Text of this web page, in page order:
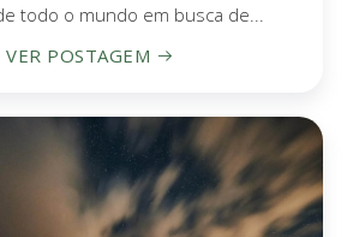
todo o mundo em busca de...
VER POSTAGEM